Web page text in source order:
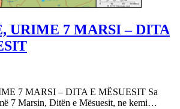
URIME 7 MARSI – DITA
7 MARSI – DITA E MËSUESIT Sa
7 Marsin, Ditën e Mësuesit, ne kemi…